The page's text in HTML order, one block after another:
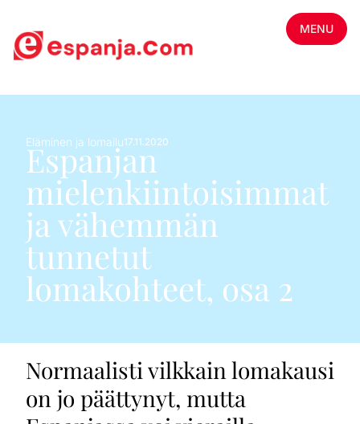
MENU
Eläminen ja lomailu17.11.2020
Espanjan
mielenkiintoisimmat
ja vähemmän
tunnetut
lomakohteet, osa 2
Normaalisti vilkkain lomakausi
on jo päättynyt, mutta